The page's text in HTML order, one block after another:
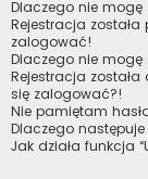
Dlaczego nie mogę
Rejestracja
zalogować!
Dlaczego nie
Rejestracja
się zalogować?!
Nie pamiętam
Dlaczego
Jak działa funkcja